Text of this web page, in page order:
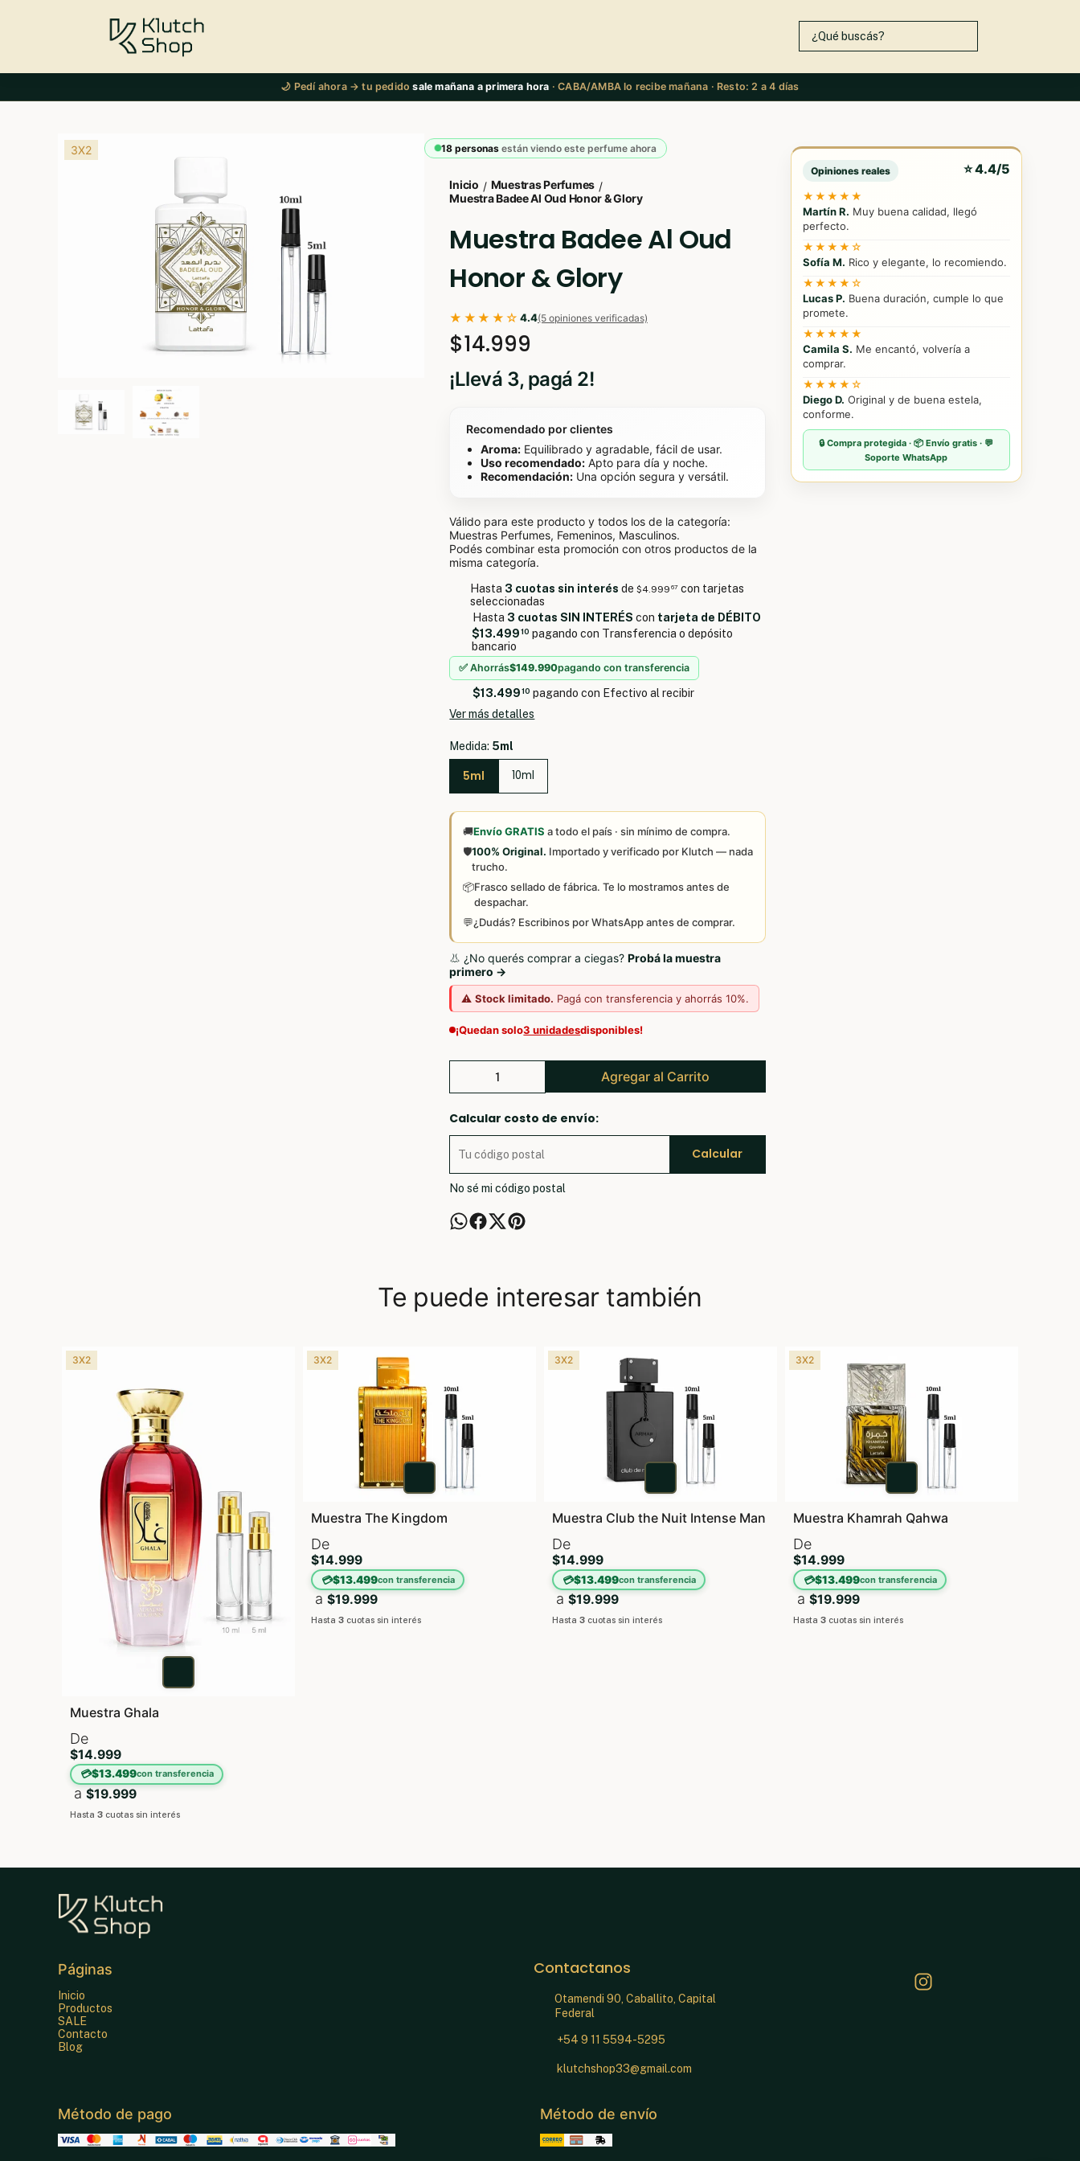
🌙 Pedí ahora → tu pedidosale mañana a primera hora · CABA/AMBA lo recibe mañana · Resto: 2 a 4 días
3X2 18 personasestán viendo este perfume ahora
Inicio / Muestras Perfumes /
Muestra Badee Al Oud Honor & Glory
Muestra Badee Al Oud
Honor & Glory
★★★★☆ 4.4(5 opiniones verificadas)
$14.999
¡Llevá 3, pagá 2!
Recomendado por clientes
Aroma: Equilibrado y agradable, fácil de usar.
Uso recomendado: Apto para día y noche.
Recomendación: Una opción segura y versátil.
Válido para este producto y todos los de la categoría:
Muestras Perfumes, Femeninos, Masculinos.
Podés combinar esta promoción con otros productos de la
misma categoría.
Hasta 3 cuotas sin interés de $4.999 67con tarjetas
seleccionadas
Hasta 3 cuotas SIN INTERÉS con tarjeta de DÉBITO
$13.499 10 pagando con Transferencia o depósito
bancario
✅ Ahorrás$149.990pagando con transferencia
$13.499 10 pagando con Efectivo al recibir
Ver más detalles
Medida: 5ml
5ml 10ml
🚚Envío GRATIS a todo el país · sin mínimo de compra.
🛡️100% Original. Importado y verificado por Klutch — nada
trucho.
📦Frasco sellado de fábrica. Te lo mostramos antes de
despachar.
💬¿Dudás? Escribinos por WhatsApp antes de comprar.
👃 ¿No querés comprar a ciegas? Probá la muestra
primero →
⚠️Stock limitado. Pagá con transferencia y ahorrás 10%.
¡Quedan solo3 unidadesdisponibles!
Agregar al Carrito
Calcular costo de envío:
Calcular
No sé mi código postal
Opiniones reales ⭐ 4.4/5
★★★★★
Martín R. Muy buena calidad, llegó
perfecto.
★★★★☆
Sofía M. Rico y elegante, lo recomiendo.
★★★★☆
Lucas P. Buena duración, cumple lo que
promete.
★★★★★
Camila S. Me encantó, volvería a
comprar.
★★★★☆
Diego D. Original y de buena estela,
conforme.
🔒 Compra protegida · 📦 Envío gratis · 💬
Soporte WhatsApp
Te puede interesar también
3X2
Muestra Ghala
De
$14.999
💳$13.499con transferencia
a $19.999
Hasta 3 cuotas sin interés
3X2
Muestra The Kingdom
De
$14.999
💳$13.499con transferencia
a $19.999
Hasta 3 cuotas sin interés
3X2
Muestra Club the Nuit Intense Man
De
$14.999
💳$13.499con transferencia
a $19.999
Hasta 3 cuotas sin interés
3X2
Muestra Khamrah Qahwa
De
$14.999
💳$13.499con transferencia
a $19.999
Hasta 3 cuotas sin interés
Páginas
Inicio
Productos
SALE
Contacto
Blog
Contactanos
Otamendi 90, Caballito, Capital
Federal
+54 9 11 5594-5295
klutchshop33@gmail.com
Método de pago Método de envío